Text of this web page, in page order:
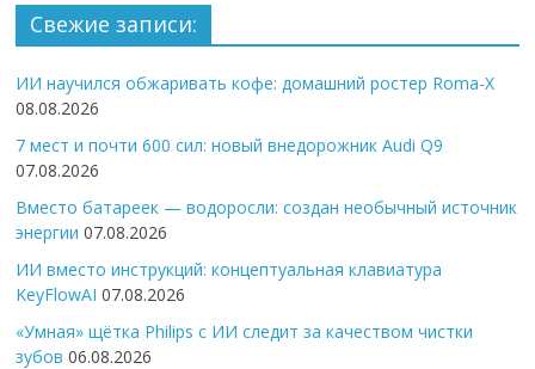
Свежие записи:
ИИ научился обжаривать кофе: домашний ростер Roma-X
08.08.2026
7 мест и почти 600 сил: новый внедорожник Audi Q9
07.08.2026
Вместо батареек — водоросли: создан необычный источник
энергии 07.08.2026
ИИ вместо инструкций: концептуальная клавиатура
KeyFlowAI 07.08.2026
«Умная» щётка Philips с ИИ следит за качеством чистки
зубов 06.08.2026